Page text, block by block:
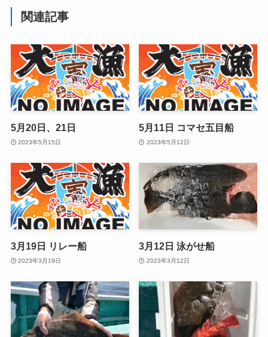
関連記事
5月20日、21日
2023年5月15日
5月11日 コマセ五目船
2023年5月12日
3月19日 リレー船
2023年3月19日
3月12日 泳がせ船
2023年3月12日